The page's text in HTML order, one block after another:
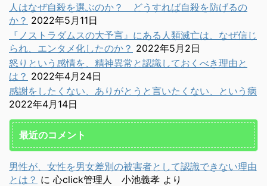
人はなぜ自殺を選ぶのか？ どうすれば自殺を防げるの
か？ 2022年5月11日
『ノストラダムスの大予言』にある人類滅亡は、なぜ信じ
られ、エンタメ化したのか？ 2022年5月2日
怒りという感情を、精神異常と認識しておくべき理由と
は？ 2022年4月24日
感謝をしたくない、ありがとうと言いたくない、という病
2022年4月14日
最近のコメント
男性が、女性を男女差別の被害者として認識できない理由
とは？ に 心click管理人 小池義孝 より